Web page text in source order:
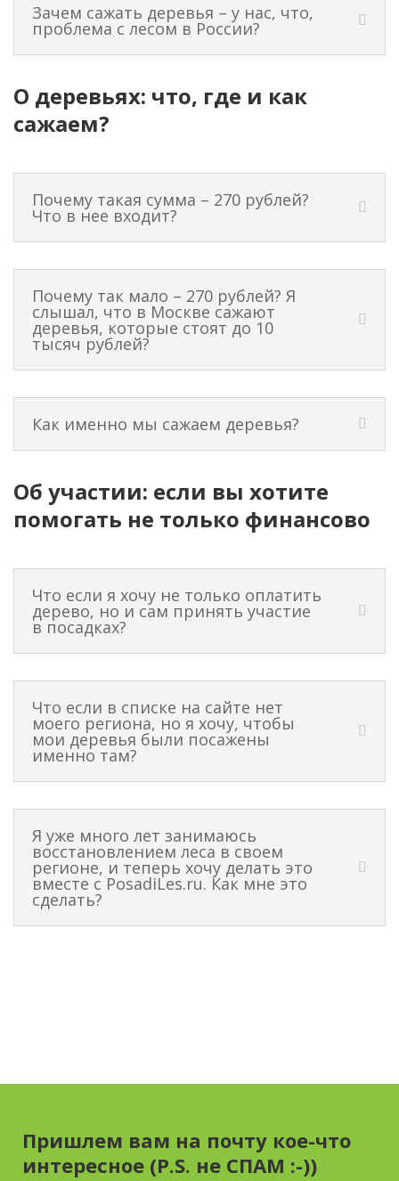
Зачем сажать деревья – у нас, что,
проблема с лесом в России?
О деревьях: что, где и как
сажаем?
Почему такая сумма – 270 рублей?
Что в нее входит?
Почему так мало – 270 рублей? Я
слышал, что в Москве сажают
деревья, которые стоят до 10
тысяч рублей?
Как именно мы сажаем деревья?
Об участии: если вы хотите
помогать не только финансово
Что если я хочу не только оплатить
дерево, но и сам принять участие
в посадках?
Что если в списке на сайте нет
моего региона, но я хочу, чтобы
мои деревья были посажены
именно там?
Я уже много лет занимаюсь
восстановлением леса в своем
регионе, и теперь хочу делать это
вместе с PosadiLes.ru. Как мне это
сделать?
Пришлем вам на почту кое-что
интересное (P.S. не СПАМ :-))